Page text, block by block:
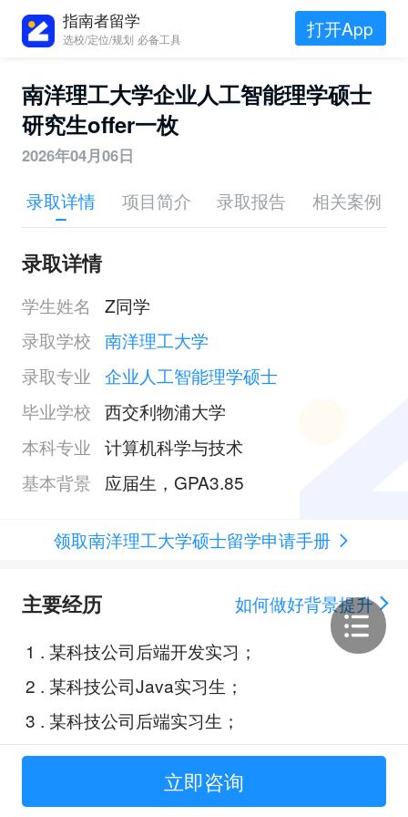
指南者留学
选校/定位/规划 必备工具 打开App
南洋理工大学企业人工智能理学硕士
研究生offer一枚
2026年04月06日
录取详情 项目简介 录取报告 相关案例
录取详情
学生姓名
Z同学
录取学校 南洋理工大学
录取专业 企业人工智能理学硕士
毕业学校 西交利物浦大学
本科专业 计算机科学与技术
基本背景
应届生，GPA3.85
领取南洋理工大学硕士留学申请手册
主要经历
如何做好背景提升
1 . 某科技公司后端开发实习；
2 . 某科技公司Java实习生；
3 . 某科技公司后端实习生；
Offer展示
立即咨询